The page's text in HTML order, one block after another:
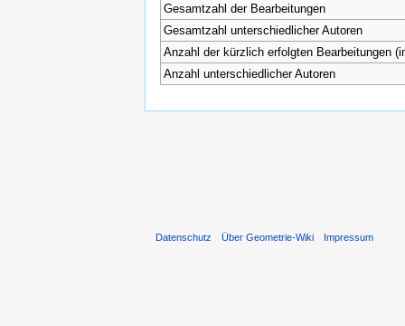
Gesamtzahl der Bearbeitungen
Gesamtzahl unterschiedlicher Autoren
Anzahl der kürzlich erfolgten Bearbeitungen
Anzahl unterschiedlicher Autoren
Datenschutz Über Geometrie-Wiki Impressum